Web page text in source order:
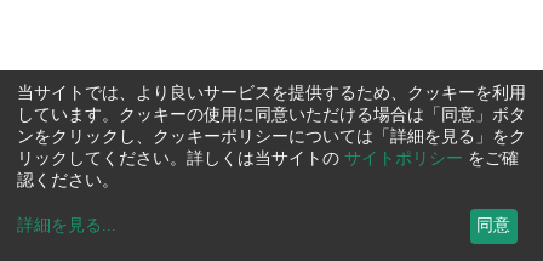
当サイトでは、より良いサービスを提供するため、クッキーを利用
しています。クッキーの使用に同意いただける場合は「同意」ボタ
ンをクリックし、クッキーポリシーについては「詳細を見る」をク
リックしてください。詳しくは当サイトの サイトポリシー をご確
認ください。
詳細を見る ... 同意